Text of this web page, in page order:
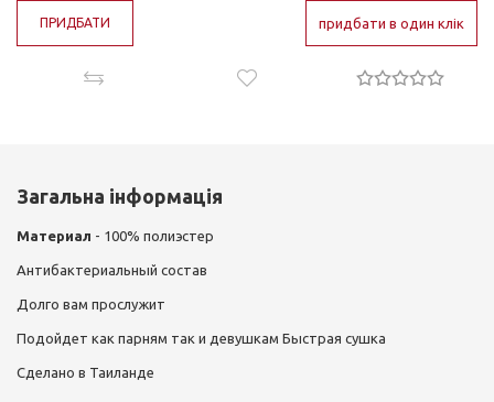
ПРИДБАТИ придбати в один клік
Загальна інформація
Материал - 100% полиэстер
Антибактериальный состав
Долго вам прослужит
Подойдет как парням так и девушкам Быстрая сушка
Сделано в Таиланде